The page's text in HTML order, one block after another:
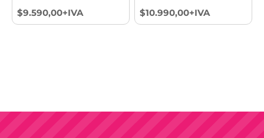
$9.590,00+IVA $10.990,00+IVA